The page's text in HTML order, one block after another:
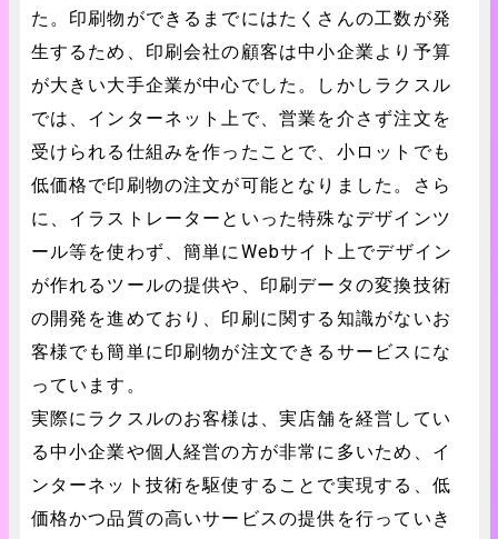
た。印刷物ができるまでにはたくさんの工数が発
生するため、印刷会社の顧客は中小企業より予算
が大きい大手企業が中心でした。しかしラクスル
では、インターネット上で、営業を介さず注文を
受けられる仕組みを作ったことで、小ロットでも
低価格で印刷物の注文が可能となりました。さら
に、イラストレーターといった特殊なデザインツ
ール等を使わず、簡単にWebサイト上でデザイン
が作れるツールの提供や、印刷データの変換技術
の開発を進めており、印刷に関する知識がないお
客様でも簡単に印刷物が注文できるサービスにな
っています。
実際にラクスルのお客様は、実店舗を経営してい
る中小企業や個人経営の方が非常に多いため、イ
ンターネット技術を駆使することで実現する、低
価格かつ品質の高いサービスの提供を行っていき